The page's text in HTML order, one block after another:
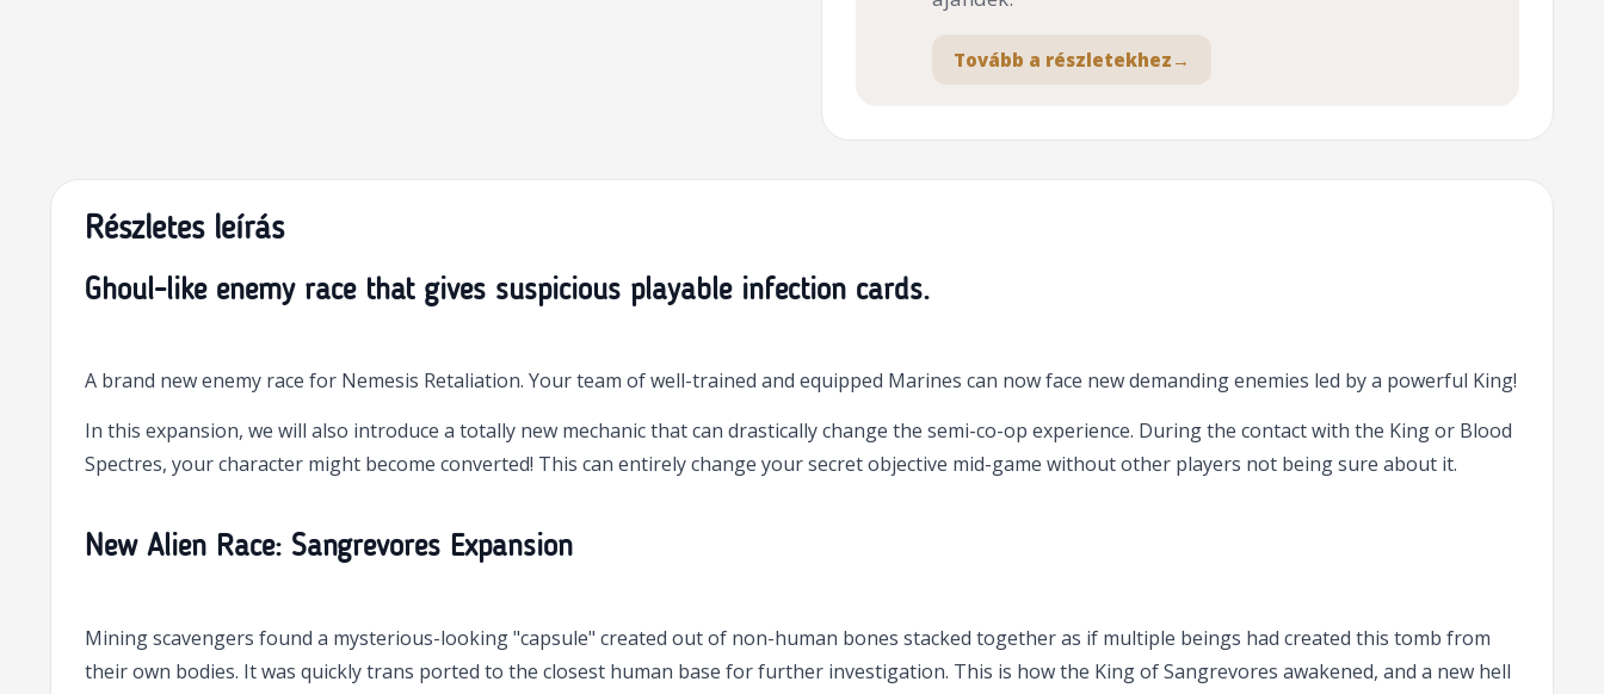
Tovább a részletekhez →
Részletes leírás
Ghoul-like enemy race that gives suspicious playable infection cards.
A brand new enemy race for Nemesis Retaliation. Your team of well-trained and equipped Marines can now face new demanding enemies led by a powerful King!
In this expansion, we will also introduce a totally new mechanic that can drastically change the semi-co-op experience. During the contact with the King or Blood
Spectres, your character might become converted! This can entirely change your secret objective mid-game without other players not being sure about it.
New Alien Race: Sangrevores Expansion
Mining scavengers found a mysterious-looking "capsule" created out of non-human bones stacked together as if multiple beings had created this tomb from
their own bodies. It was quickly trans ported to the closest human base for further investigation. This is how the King of Sangrevores awakened, and a new hell